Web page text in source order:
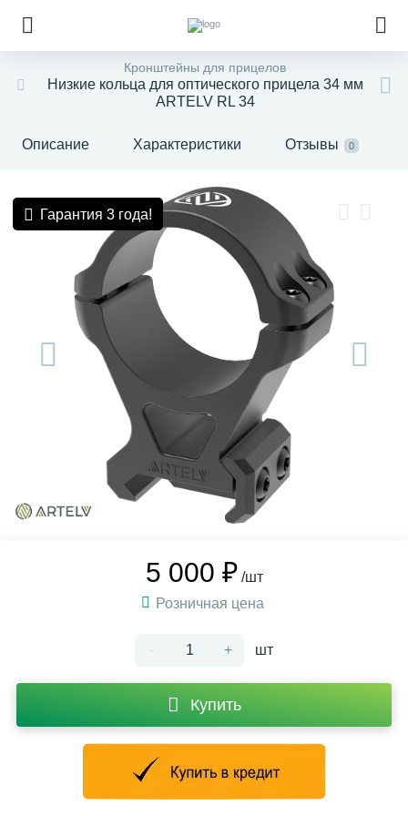
Кронштейны для прицелов
Низкие кольца для оптического прицела 34 мм
ARTELV RL 34
Описание Характеристики Отзывы 0
Гарантия 3 года!
5 000 ₽ /шт
Розничная цена
- + шт
Купить